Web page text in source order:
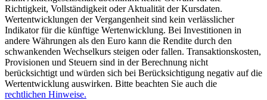
Richtigkeit, Vollständigkeit oder Aktualität der Kursdaten.
Wertentwicklungen der Vergangenheit sind kein verlässlicher
Indikator für die künftige Wertenwicklung. Bei Investitionen in
andere Währungen als den Euro kann die Rendite durch den
schwankenden Wechselkurs steigen oder fallen. Transaktionskosten,
Provisionen und Steuern sind in der Berechnung nicht
berücksichtigt und würden sich bei Berücksichtigung negativ auf die
Wertentwicklung auswirken. Bitte beachten Sie auch die
rechtlichen Hinweise.